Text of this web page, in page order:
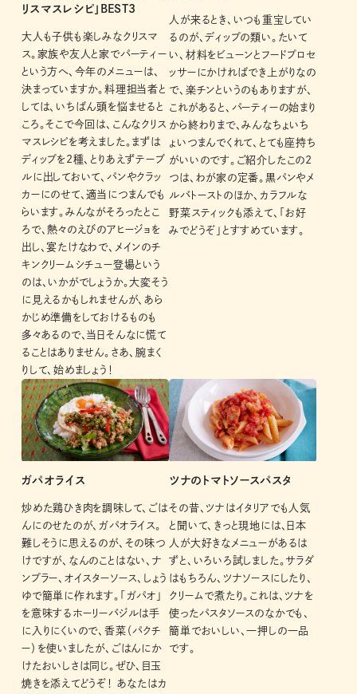
リスマスレシピ」BEST3
大人も子供も楽しみなクリスマ
ス。家族や友人と家でパーティー
という方へ、今年のメニューは、
決まっていますか。料理担当者と
しては、いちばん頭を悩ませると
ころ。そこで今回は、こんなクリス
マスレシピを考えました。まずは
ディップを2種、とりあえずテーブ
ルに出しておいて、パンやクラッ
カーにのせて、適当につまんでも
らいます。みんながそろったとこ
ろで、熱々のえびのアヒージョを
出し、宴たけなわで、メインのチ
キンクリームシチュー登場という
のは、いかがでしょうか。大変そう
に見えるかもしれませんが、あら
かじめ準備をしておけるものも
多々あるので、当日そんなに慌て
ることはありません。さあ、腕まく
りして、始めましょう！
人が来るとき、いつも重宝してい
るのが、ディップの類い。たいて
い、材料をビューンとフードプロセ
ッサーにかければでき上がりなの
で、楽チンというのもありますが、
これがあると、パーティーの始まり
から終わりまで、みんなちょいち
ょいつまんでくれて、とても座持ち
がいいのです。ご紹介したこの2
つは、わが家の定番。黒パンやメ
ルバトーストのほか、カラフルな
野菜スティックも添えて、「お好
みでどうぞ」とすすめています。
ガパオライス
炒めた鶏ひき肉を調味して、ごは
んにのせたのが、ガパオライス。
難しそうに思えるのが、その味つ
けですが、なんのことはない、ナ
ンプラー、オイスターソース、しょう
ゆで簡単に作れます。「ガパオ」
を意味するホーリーバジルは手
に入りにくいので、香菜（パクチ
ー）を使いましたが、ごはんにか
けたおいしさは同じ。ぜひ、目玉
焼きを添えてどうぞ！ あなたはカ
ツナのトマトソースパスタ
その昔、ツナはイタリアでも人気
と聞いて、きっと現地には、日本
人が大好きなメニューがあるは
ずと、いろいろ試しました。サラダ
はもちろん、ツナソースにしたり、
クリームで煮たり。これは、ツナを
使ったパスタソースのなかでも、
簡単でおいしい、一押しの一品
です。